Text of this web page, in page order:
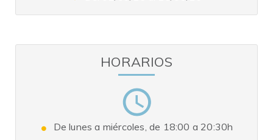
HORARIOS
De lunes a miércoles, de 18:00 a 20:30h